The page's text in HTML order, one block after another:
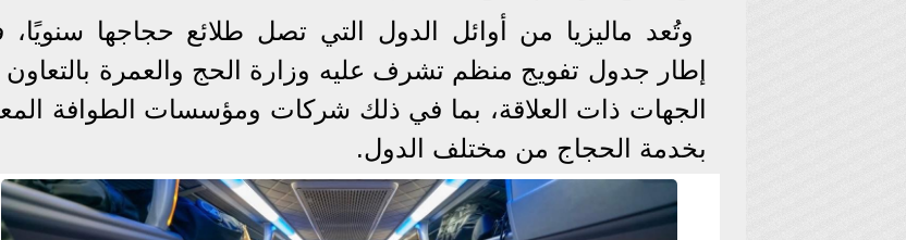
وتُعد ماليزيا من أوائل الدول التي تصل طلائع حجاجها
إطار جدول تفويج منظم تشرف عليه وزارة الحج والعمرة
الجهات ذات العلاقة، بما في ذلك شركات ومؤسسات الطوافة
بخدمة الحجاج من مختلف الدول.